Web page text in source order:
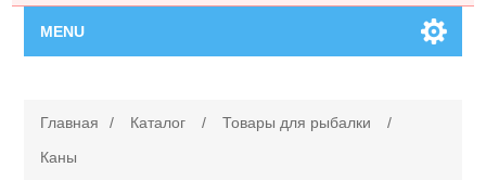
MENU
Каталог
Главная / Каталог / Товары для рыбалки
/
Каны